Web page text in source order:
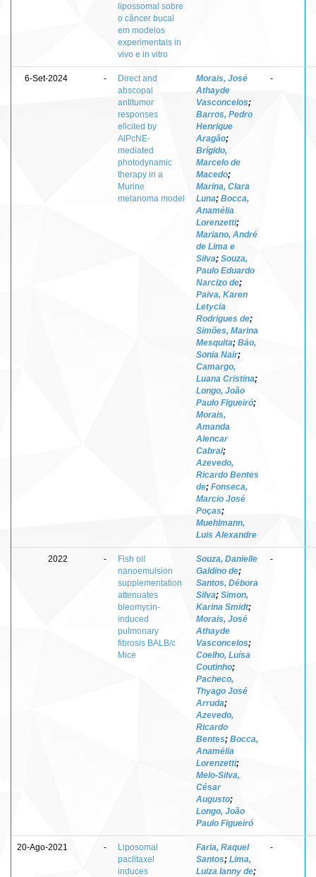
lipossomal sobre
o câncer bucal
em modelos
experimentais in
vivo e in vitro
6-Set-2024 -
Direct and
abscopal
antitumor
responses
elicited by
AlPcNE-
mediated
photodynamic
therapy in a
Murine
melanoma model
Morais, José
Athayde
Vasconcelos;
Barros, Pedro
Henrique
Aragão;
Brígido,
Marcelo de
Macedo;
Marina, Clara
Luna; Bocca,
Anamélia
Lorenzetti;
Mariano, André
de Lima e
Silva; Souza,
Paulo Eduardo
Narcizo de;
Paiva, Karen
Letycia
Rodrigues de;
Simões, Marina
Mesquita; Báo,
Sonia Nair;
Camargo,
Luana Cristina;
Longo, João
Paulo Figueiró;
Morais,
Amanda
Alencar
Cabral;
Azevedo,
Ricardo Bentes
de; Fonseca,
Marcio José
Poças;
Muehlmann,
Luis Alexandre
-
2022 -
Fish oil
nanoemulsion
supplementation
attenuates
bleomycin-
induced
pulmonary
fibrosis BALB/c
Mice
Souza, Danielle
Galdino de;
Santos, Débora
Silva; Simon,
Karina Smidt;
Morais, José
Athayde
Vasconcelos;
Coelho, Luísa
Coutinho;
Pacheco,
Thyago José
Arruda;
Azevedo,
Ricardo
Bentes; Bocca,
Anamélia
Lorenzetti;
Melo-Silva,
César
Augusto;
Longo, João
Paulo Figueiró
-
20-Ago-2021 -
Liposomal
paclitaxel
induces
Faria, Raquel
Santos; Lima,
Luiza Ianny de;
-